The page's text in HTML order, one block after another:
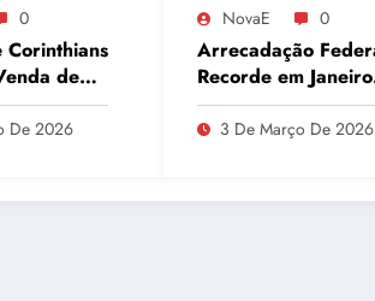
0
Corinthians
de
Parque
De 2026
NovaE 0
Arrecadação
Recorde em Janeiro
Aponta Desafio
Dívida Pública e
3 De Março De 2026